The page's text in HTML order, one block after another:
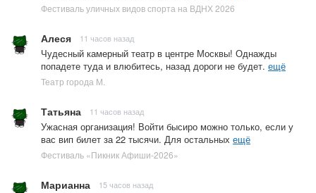
Фестиваль уличных видов спорта на ВДНХ 2026
Алеся 11 часов назад
Чудесный камерный театр в центре Москвы! Однажды
попадете туда и влюбитесь, назад дороги не будет. ещё
Театр города М.
Татьяна 11 часов назад
Ужасная организация! Войти бысиро можно только, если у
вас вип билет за 22 тысячи. Для остальных ещё
Фестиваль «Пикник Афиши-2026»
Марианна 15 часов назад